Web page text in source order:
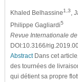
Khaled Belhassine1,3 ,
Philippe Gagliardi5
Revue Internationale
DOI:10.3166/
AbstractDans cet
des tournées de
qui détient sa propre